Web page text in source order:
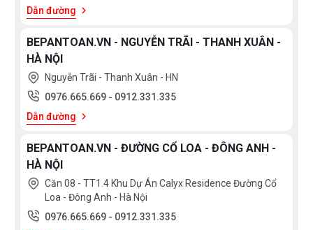
Dẫn đường
BEPANTOAN.VN - NGUYỄN TRÃI - THANH XUÂN -
HÀ NỘI
Nguyễn Trãi - Thanh Xuân - HN
0976.665.669 - 0912.331.335
Dẫn đường
BEPANTOAN.VN - ĐƯỜNG CỔ LOA - ĐÔNG ANH -
HÀ NỘI
Căn 08 - TT1.4 Khu Dự Án Calyx Residence Đường Cổ
Loa - Đông Anh - Hà Nội
0976.665.669 - 0912.331.335